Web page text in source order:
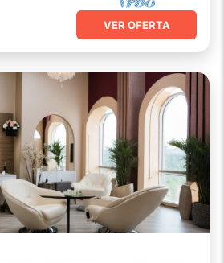
VER OFERTA